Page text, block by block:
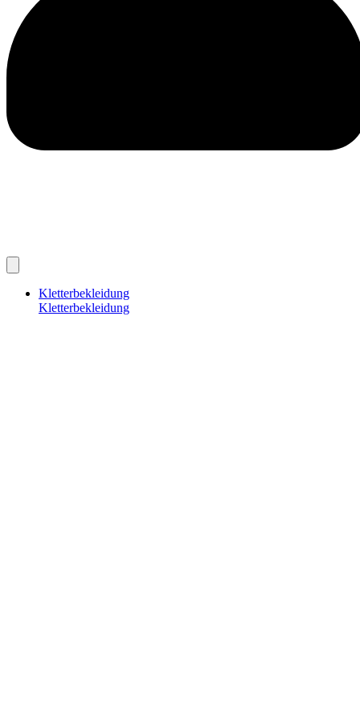
Kletterbekleidung
Kletterbekleidung